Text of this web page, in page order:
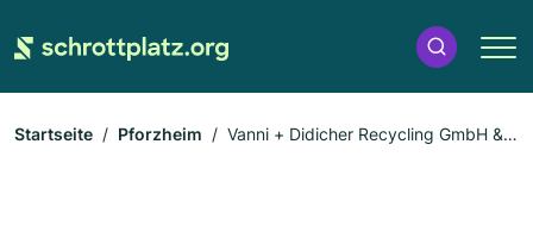
Startseite Pforzheim
Vanni + Didicher Recycling GmbH &